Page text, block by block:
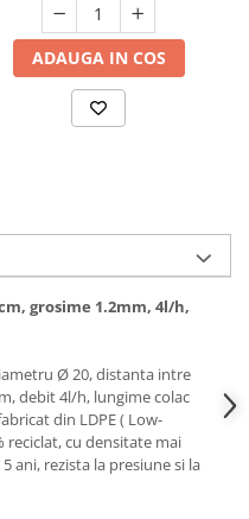
ADAUGA IN COS
grosime 1.2mm, 4l/h,
Ø 20, distanta intre
debit 4l/h, lungime colac
din LDPE ( Low-
cu densitate mai
ani, rezista la presiune si la